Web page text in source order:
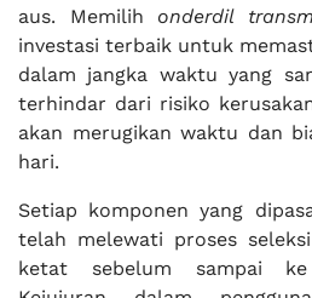
aus. Memilih onderdil
investasi terbaik untuk
dalam jangka waktu yang
terhindar dari risiko
akan merugikan waktu dan
hari.
Setiap komponen yang
telah melewati proses
ketat sebelum sampai